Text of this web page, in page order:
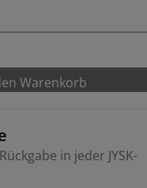
Warenkorb
in jeder JYSK-